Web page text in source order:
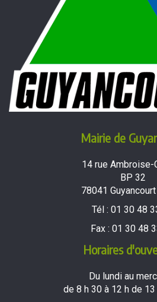
Mairie de
14 rue Ambroise-
BP 32
78041
Tél : 01 30 48
Fax : 01 30 48
Horaires
Du lundi au
de 8 h 30 à 12 h de